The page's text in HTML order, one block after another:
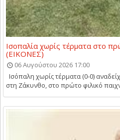
Ισοπαλία χωρίς τέρματα στο
(ΕΙΚΟΝΕΣ)
06 Αυγούστου 2026 17:00
Ισόπαλη χωρίς τέρματα (0-0)
στη Ζάκυνθο, στο πρώτο φιλικό